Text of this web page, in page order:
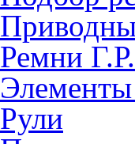
Ремни
Рули